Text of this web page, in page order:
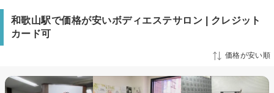
和歌山駅で価格が安いボディエステサロン | クレジット
カード可
価格が安い順